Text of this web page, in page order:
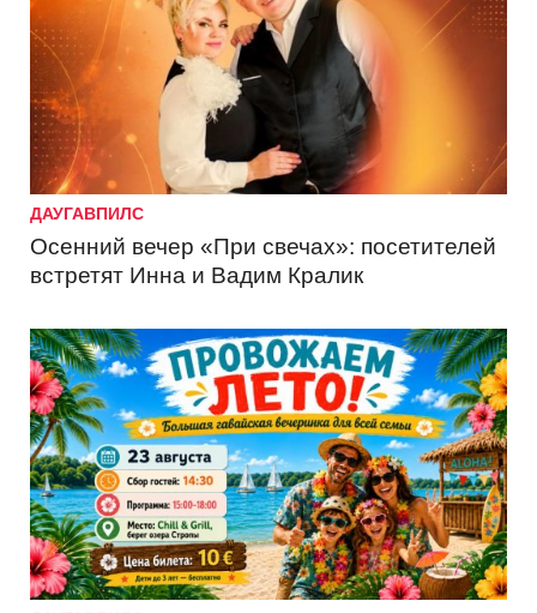
ДАУГАВПИЛС
Осенний вечер «При свечах»: посетителей
встретят Инна и Вадим Кралик